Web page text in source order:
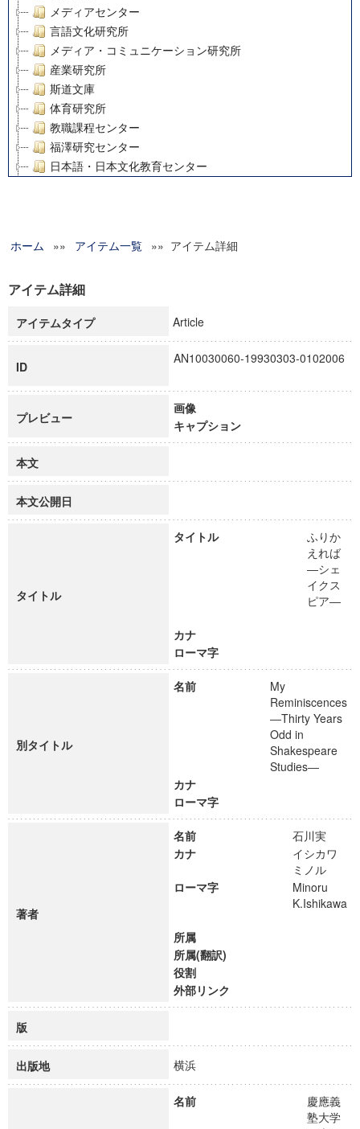
メディアセンター
言語文化研究所
メディア・コミュニケーション研究所
産業研究所
斯道文庫
体育研究所
教職課程センター
福澤研究センター
日本語・日本文化教育センター
グローバルリサーチインスティテュート
科学研究費補助金研究成果報告書
慶應義塾大学グローバルCOEプログラム市民社会ガバナンス
慶應義塾大学グローバルCOEプログラム論理と感性の先端的
博士課程教育リーディングプログラム「超成熟社会発展のサ
ホーム »» アイテム一覧 »» アイテム詳細
アイテム詳細
アイテムタイプ Article
ID
AN10030060-19930303-0102006
プレビュー
画像
キャプション
本文
本文公開日
タイトル
タイトル
ふりか
えれば
―シェ
イクス
ピア―
カナ
ローマ字
別タイトル
名前
My
Reminiscences
―Thirty Years
Odd in
Shakespeare
Studies―
カナ
ローマ字
著者
名前
石川実
カナ
イシカワ
ミノル
ローマ字
Minoru
K.Ishikawa
所属
所属(翻訳)
役割
外部リンク
版
出版地 横浜
名前
慶應義
塾大学